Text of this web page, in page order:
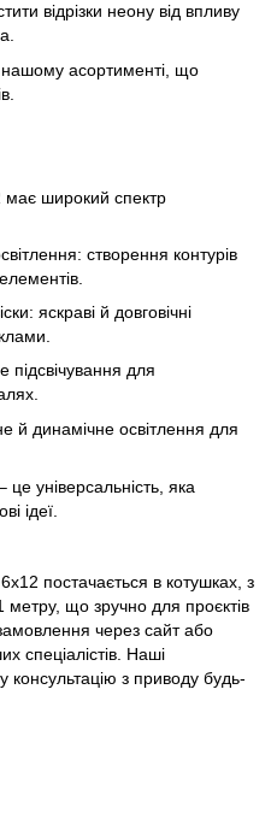
відрізки неону від впливу
асортименті, що
широкий спектр
створення контурів
яскраві й довговічні
підсвічування для
й динамічне освітлення для
універсальність, яка
ідеї.
постачається в котушках, з
метру, що зручно для проєктів
через сайт або
спеціалістів. Наші
консультацію з приводу будь-